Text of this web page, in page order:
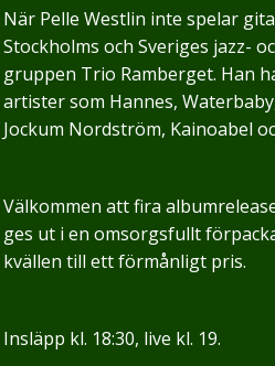
När Pelle Westlin inte spelar
Stockholms och Sveriges jazz-
gruppen Trio Ramberget. Han
artister som Hannes,
Jockum Nordström, Kainoabel
Välkommen att fira
ges ut i en omsorgsfullt
kvällen till ett förmånligt pris.
Insläpp kl. 18:30, live kl. 19.